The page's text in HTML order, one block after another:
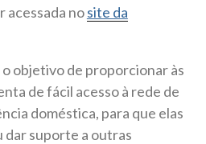
acessada nosite da
objetivo de proporcionar às
de fácil acesso à rede de
doméstica, para que elas
dar suporte a outras